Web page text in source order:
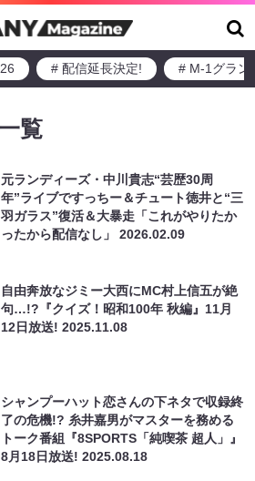
# 配信延長決定! # M-1グラン
覧
元ランディーズ・中川貴志“芸歴30周
年”ライブですっちー＆チュート徳井と“三
羽ガラス”復活＆大暴走「これがやりたか
ったから配信なし」2026.02.09
自由奔放なジミー大西にMC村上信五が絶
句…!?『クイズ！昭和100年 秋編』11月
12日放送!2025.11.08
シャンプーハット恋さんの下ネタで収録終
了の危機!? 糸井嘉男がマスターを務める
トーク番組『8SPORTS「純喫茶 超人」』
8月18日放送!2025.08.18